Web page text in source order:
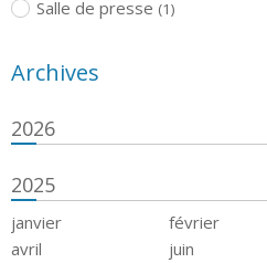
Salle de presse (1)
Archives
2026
2025
janvier février
avril
juin